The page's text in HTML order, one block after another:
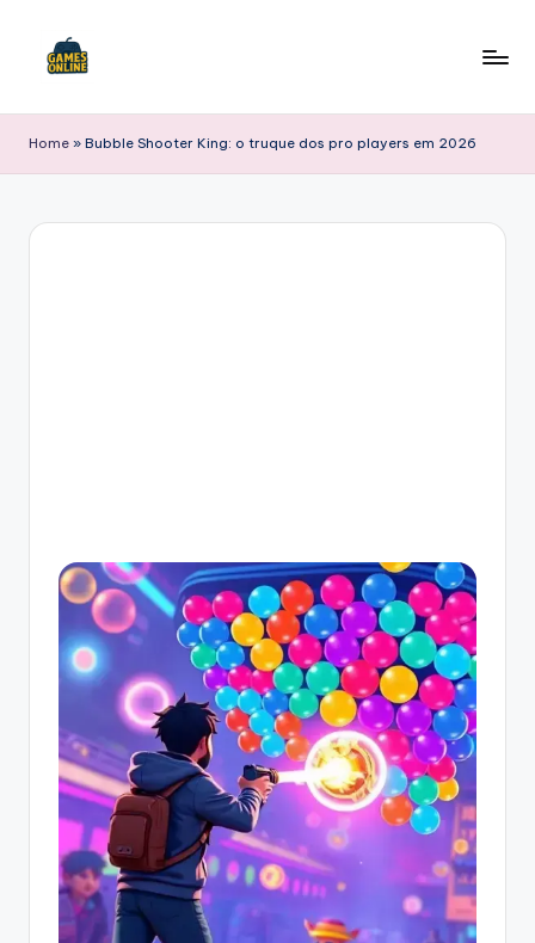
B
Home » Bubble Shooter King: o truque dos pro players em 2026